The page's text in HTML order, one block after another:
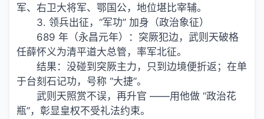
军、右卫大将军、鄂国公，地位堪比宰辅。
3. 领兵出征，“军功” 加身（政治象征）
689 年（永昌元年）：突厥犯边，武则天破格
任薛怀义为清平道大总管，率军北征。
结果：没碰到突厥主力，只到边境便折返；在单
于台刻石记功，号称 “大捷”。
武则天照赏不误，再升官 ——用他做 “政治花
瓶”，彰显皇权不受礼法约束。